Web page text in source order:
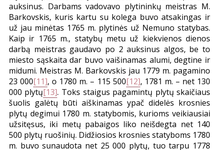
auksinus. Darbams vadovavo plytininkų meistras M.
Barkovskis, kuris kartu su kolega buvo atsakingas ir
už jau minėtas 1765 m. plytinės už Nemuno statybas.
Kaip ir 1765 m., statybų metu už kiekvienos dienos
darbą meistras gaudavo po 2 auksinus algos, be to
miesto sąskaita dar buvo vaišinamas alumi, degtine ir
midumi. Meistras M. Barkovskis jau 1779 m. pagamino
23 000[11], o 1780 m. – 115 500[12], 1781 m. – net 130
000 plytų[13]. Toks staigus pagamintų plytų skaičiaus
šuolis galėtų būti aiškinamas ypač didelės krosnies
plytų degimui 1780 m. statybomis, kurioms veikiausiai
užsitęsus, iki metų pabaigos liko neišdegta net 140
500 plytų ruošinių. Didžiosios krosnies statyboms 1780
m. buvo sunaudota net 25 000 plytų, tuo tarpu 1778